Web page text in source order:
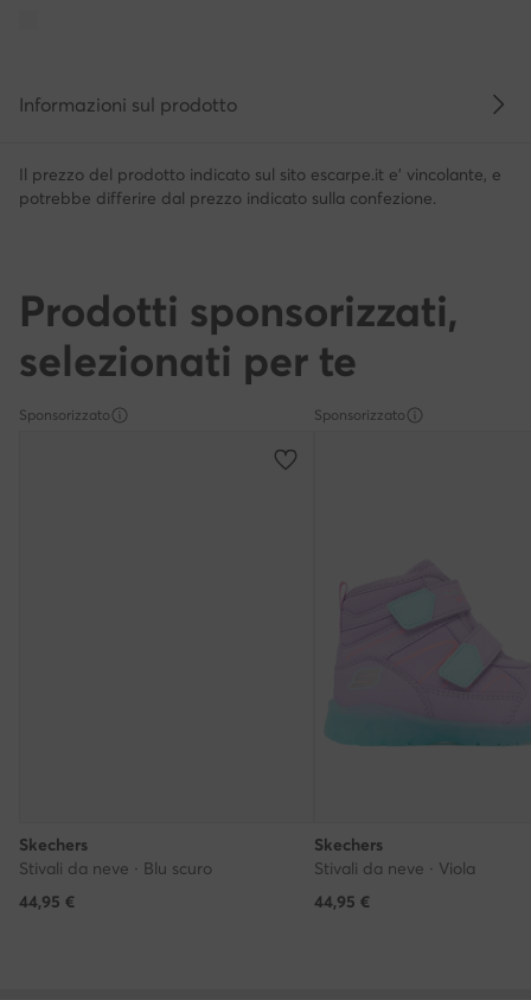
Informazioni sul prodotto
Il prezzo del prodotto indicato sul sito escarpe.it e' vincolante, e
potrebbe differire dal prezzo indicato sulla confezione.
Prodotti sponsorizzati,
selezionati per te
Sponsorizzato
Skechers
Stivali da neve · Blu scuro
44,95 €
Sponsorizzato
Skechers
Stivali da neve · Viola
44,95 €